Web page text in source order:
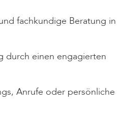
fachkundige Beratung in
durch einen engagierten
Anrufe oder persönliche